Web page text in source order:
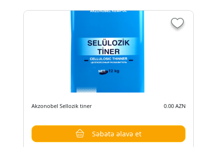
Akzonobel Sellozik tiner 0.00 AZN
Səbətə əlavə et